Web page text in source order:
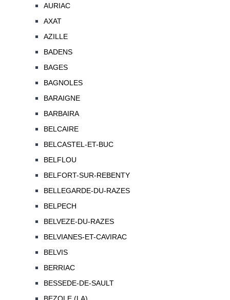
AURIAC
AXAT
AZILLE
BADENS
BAGES
BAGNOLES
BARAIGNE
BARBAIRA
BELCAIRE
BELCASTEL-ET-BUC
BELFLOU
BELFORT-SUR-REBENTY
BELLEGARDE-DU-RAZES
BELPECH
BELVEZE-DU-RAZES
BELVIANES-ET-CAVIRAC
BELVIS
BERRIAC
BESSEDE-DE-SAULT